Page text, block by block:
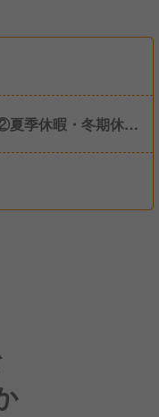
季休暇・冬期休暇